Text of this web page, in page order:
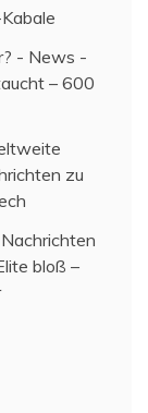
- News -
– 600
zu
bloß –